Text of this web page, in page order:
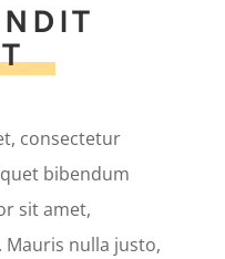
consectetur
bibendum
sit amet,
nulla justo,